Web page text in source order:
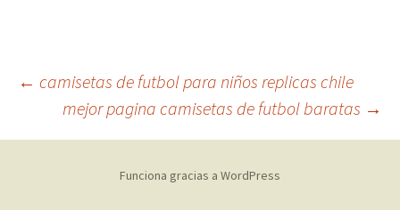
Navegación
de
← camisetas de futbol para niños replicas chile
mejor pagina camisetas de futbol baratas →
Funciona gracias a WordPress